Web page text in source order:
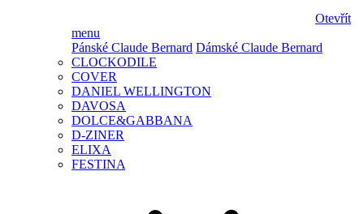
Otevřít
menu
Pánské Claude Bernard Dámské Claude Bernard
CLOCKODILE
COVER
DANIEL WELLINGTON
DAVOSA
DOLCE&GABBANA
D-ZINER
ELIXA
FESTINA